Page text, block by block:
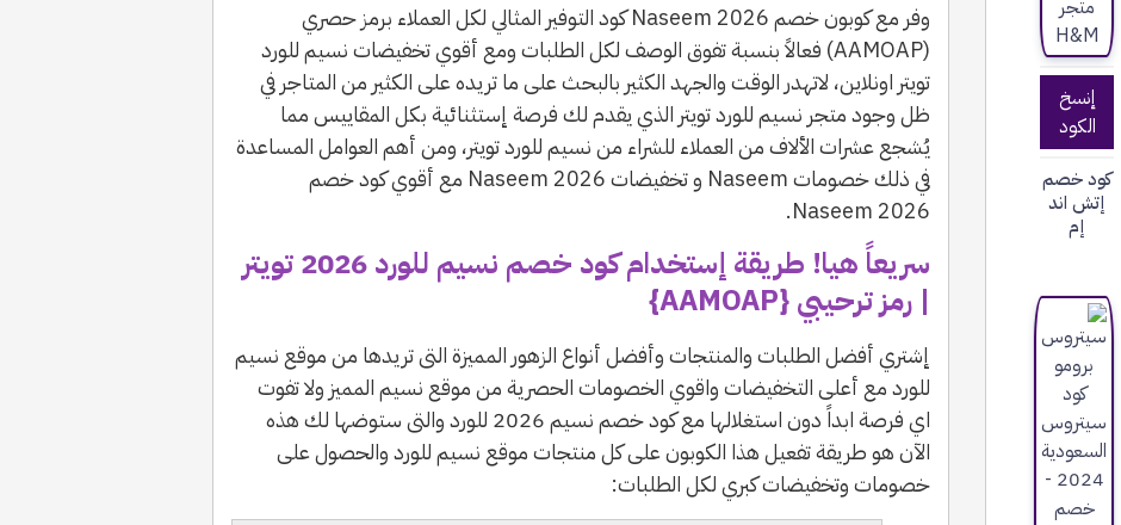
إنسخ
الكود
كود خصم
إتش اند
إم
وفر مع كوبون خصم Naseem 2026 كود التوفير المثالي لكل العملاء برمز حصري
(AAMOAP) فعالاً بنسبة تفوق الوصف لكل الطلبات ومع أقوي تخفيضات نسيم للورد
تويتر اونلاين، لاتهدر الوقت والجهد الكثير بالبحث على ما تريده على الكثير من المتاجر في
ظل وجود متجر نسيم للورد تويتر الذي يقدم لك فرصة إستثنائية بكل المقاييس مما
يُشجع عشرات الألاف من العملاء للشراء من نسيم للورد تويتر، ومن أهم العوامل المساعدة
في ذلك خصومات Naseem و تخفيضات Naseem 2026 مع أقوي كود خصم
Naseem 2026.
سريعاً هيا! طريقة إستخدام كود خصم نسيم للورد 2026 تويتر
| رمز ترحيبي {AAMOAP}
إشتري أفضل الطلبات والمنتجات وأفضل أنواع الزهور المميزة التى تريدها من موقع نسيم
للورد مع أعلى التخفيضات واقوي الخصومات الحصرية من موقع نسيم المميز ولا تفوت
اي فرصة ابداً دون استغلالها مع كود خصم نسيم 2026 للورد والتى ستوضها لك هذه
الآن هو طريقة تفعيل هذا الكوبون على كل منتجات موقع نسيم للورد والحصول على
خصومات وتخفيضات كبري لكل الطلبات: